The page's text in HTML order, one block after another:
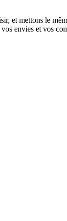
et mettons le
envies et vos